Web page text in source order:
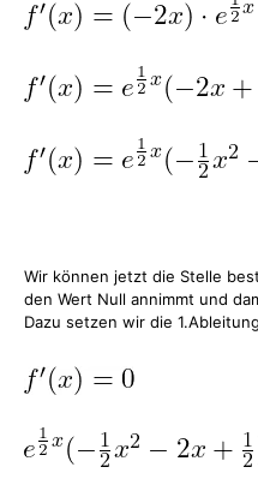
Wir können jetzt die Stelle
den Wert Null annimmt und
Dazu setzen wir die